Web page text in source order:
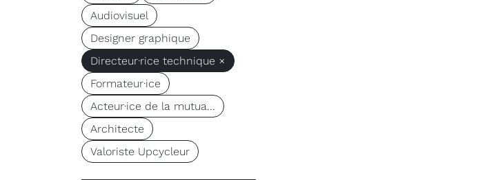
Audiovisuel
Designer graphique
Directeur·rice technique ×
Formateur·ice
Acteur·ice de la mutua...
Architecte
Valoriste Upcycleur